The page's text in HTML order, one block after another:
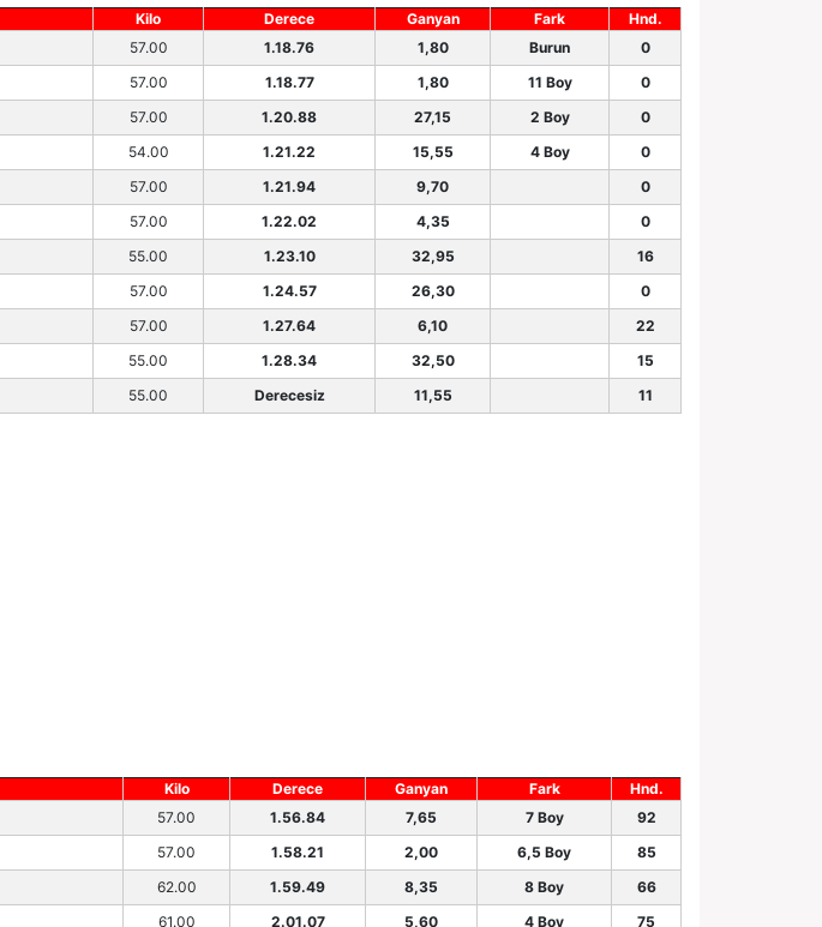
Kilo Derece Ganyan Fark
Hnd.
57.00 1.18.76 1,80 Burun
0
57.00 1.18.77 1,80 11 Boy
0
57.00 1.20.88 27,15 2 Boy
0
54.00 1.21.22 15,55 4 Boy
0
57.00 1.21.94 9,70
0
57.00 1.22.02 4,35
0
55.00 1.23.10 32,95
16
57.00 1.24.57 26,30
0
57.00 1.27.64 6,10
22
55.00 1.28.34 32,50
15
55.00 Derecesiz 11,55 11
Kilo Derece Ganyan Fark
Hnd.
57.00 1.56.84 7,65 7 Boy
92
57.00 1.58.21 2,00 6,5 Boy
85
62.00 1.59.49 8,35 8 Boy
66
61.00 2.01.07 5,60 4 Boy 75